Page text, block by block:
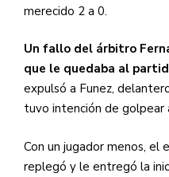
merecido 2 a 0.
Un fallo del árbitro
que le quedaba al
expulsó a Funez,
tuvo intención de golpear
Con un jugador menos, el
replegó y le entregó la